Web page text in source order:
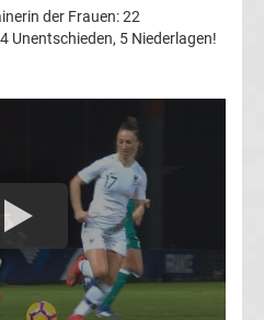
der Frauen: 22
Unentschieden, 5 Niederlagen!